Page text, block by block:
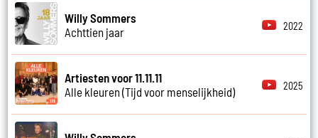
Willy Sommers
Achttien jaar
2022
Artiesten voor 11.11.11
Alle kleuren (Tijd voor menselijkheid)
2025